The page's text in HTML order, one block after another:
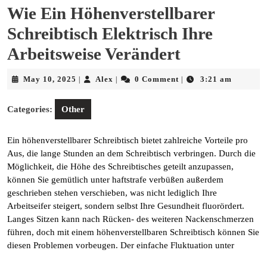
Wie Ein Höhenverstellbarer
Schreibtisch Elektrisch Ihre
Arbeitsweise Verändert
May 10, 2025 May
2025
Alex Alex 0 Comment 3:21 am
Categories: Other
Ein höhenverstellbarer Schreibtisch bietet zahlreiche Vorteile pro
Aus, die lange Stunden an dem Schreibtisch verbringen. Durch die
Möglichkeit, die Höhe des Schreibtisches geteilt anzupassen,
können Sie gemütlich unter haftstrafe verbüßen außerdem
geschrieben stehen verschieben, was nicht lediglich Ihre
Arbeitseifer steigert, sondern selbst Ihre Gesundheit fluorördert.
Langes Sitzen kann nach Rücken- des weiteren Nackenschmerzen
führen, doch mit einem höhenverstellbaren Schreibtisch können Sie
diesen Problemen vorbeugen. Der einfache Fluktuation unter